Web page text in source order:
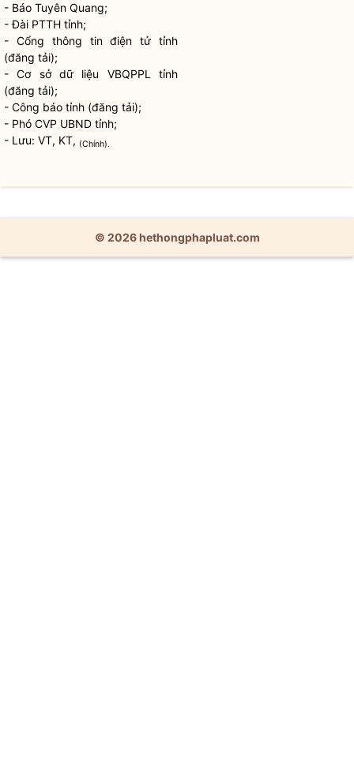
- Báo Tuyên Quang;
- Đài PTTH tỉnh;
- Cổng thông tin điện tử tỉnh
(đăng tải);
- Cơ sở dữ liệu VBQPPL tỉnh
(đăng tải);
- Công báo tỉnh (đăng tải);
- Phó CVP UBND tỉnh;
- Lưu: VT, KT, (Chính).
© 2026 hethongphapluat.com